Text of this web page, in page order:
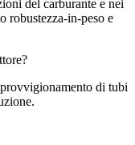
del carburante e nei
robustezza-in-peso e
di tubi